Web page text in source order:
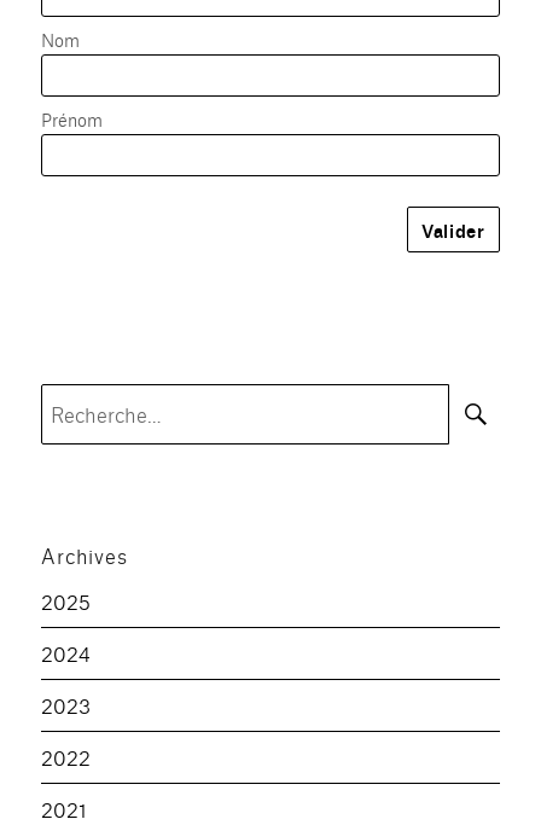
Nom
Prénom
Archives
2025
2024
2023
2022
2021